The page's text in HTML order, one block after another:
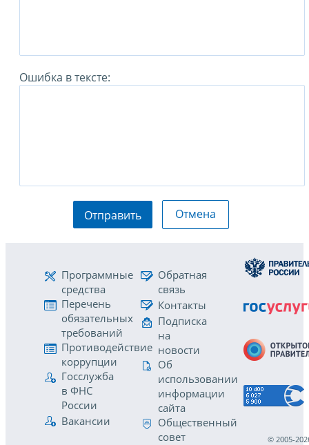
Ошибка в тексте:
Отправить Отмена
Программные
средства
Перечень
обязательных
требований
Противодействие
коррупции
Госслужба
в ФНС
России
Вакансии
Обратная
связь
Контакты
Подписка
на
новости
Об
использовании
информации
сайта
Общественный
совет
© 2005-